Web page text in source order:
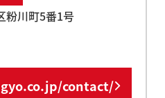
川町5番1号
contact/